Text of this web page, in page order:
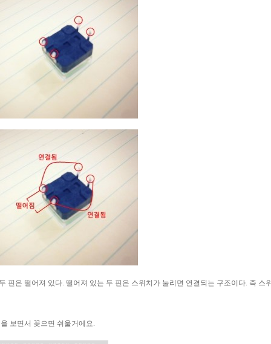
핀은 떨어져 있다. 떨어져 있는 두 핀은 스위치가 눌리면 연결되는 구조이다. 즉 스
보면서 꽂으면 쉬울거에요.